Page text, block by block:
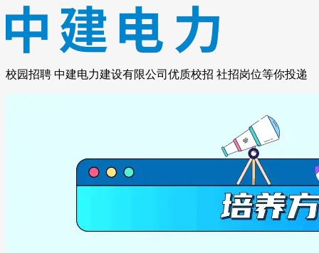
校园招聘 中建电力建设有限公司优质校招 社招岗位等你投递